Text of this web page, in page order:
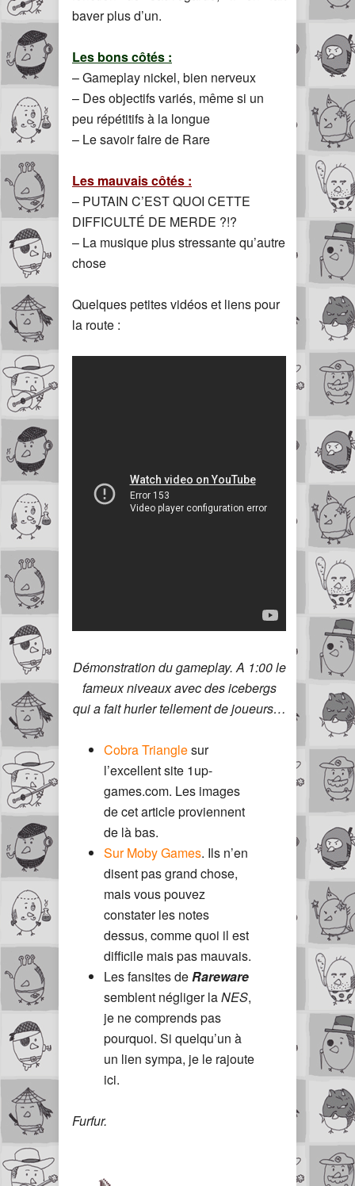
baver plus d’un.
Les bons côtés :
– Gameplay nickel, bien nerveux
– Des objectifs variés, même si un
peu répétitifs à la longue
– Le savoir faire de Rare
Les mauvais côtés :
– PUTAIN C’EST QUOI CETTE
DIFFICULTÉ DE MERDE ?!?
– La musique plus stressante qu’autre
chose
Quelques petites vidéos et liens pour
la route :
Démonstration du gameplay. A 1:00 le
fameux niveaux avec des icebergs
qui a fait hurler tellement de joueurs…
Cobra Trianglesur
l’excellent site 1up-
games.com. Les images
de cet article proviennent
de là bas.
Sur Moby Games. Ils n’en
disent pas grand chose,
mais vous pouvez
constater les notes
dessus, comme quoi il est
difficile mais pas mauvais.
Les fansites deRareware
semblent négliger laNES,
je ne comprends pas
pourquoi. Si quelqu’un à
un lien sympa, je le rajoute
ici.
Furfur.